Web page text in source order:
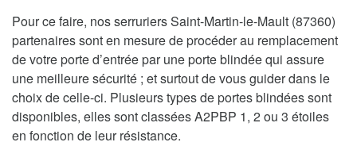
Pour ce faire, nos serruriers Saint-Martin-le-Mault (87360)
partenaires sont en mesure de procéder au remplacement
de votre porte d’entrée par une porte blindée qui assure
une meilleure sécurité ; et surtout de vous guider dans le
choix de celle-ci. Plusieurs types de portes blindées sont
disponibles, elles sont classées A2PBP 1, 2 ou 3 étoiles
en fonction de leur résistance.